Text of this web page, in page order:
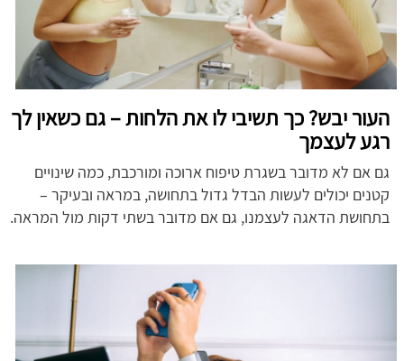
העור יבש? כך תשיבי לו את הלחות – גם כשאין לך
רגע לעצמך
גם אם לא מדובר בשגרת טיפוח ארוכה ומורכבת, כמה שינויים
קטנים יכולים לעשות הבדל גדול בתחושה, במראה ובעיקר –
בתחושת הדאגה לעצמנו, גם אם מדובר בשתי דקות מול המראה.